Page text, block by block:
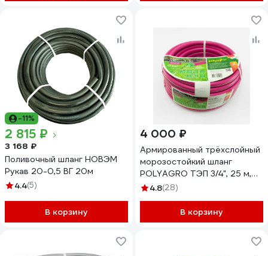
-11%
2 815 ₽
3 168 ₽
Поливочный шланг НОВЭМ
Рукав 20-0,5 ВГ 20м
4.4(5)
В корзину
4 000 ₽
Армированный трёхслойный
морозостойкий шланг
POLYAGRO ТЭП 3/4", 25 м,
фуксия 7558625
4.8(28)
В корзину